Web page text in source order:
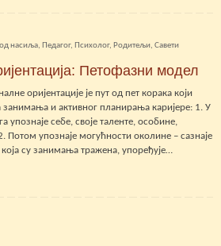
насиља, Педагог, Психолог, Родитељи, Савети
Петофазни модел
оријентације је пут од пет корака који
и активног планирања каријере: 1. У
упознаје себе, своје таленте, особине,
Потом упознаје могућности околине – сазнаје
су занимања тражена, упоређује…